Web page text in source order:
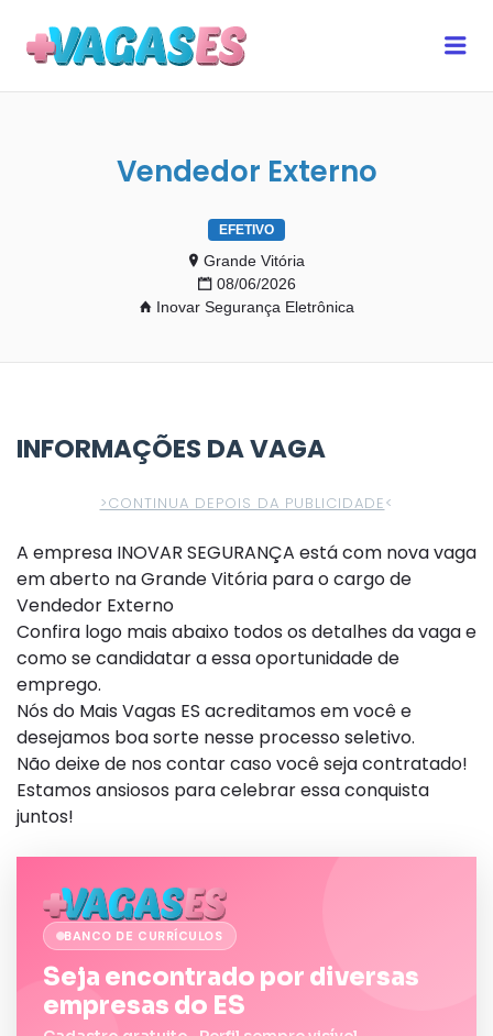
Vendedor Externo
EFETIVO
Grande Vitória
08/06/2026
Inovar Segurança Eletrônica
INFORMAÇÕES DA VAGA
>CONTINUA DEPOIS DA PUBLICIDADE<
A empresa INOVAR SEGURANÇA está com nova vaga
em aberto na Grande Vitória para o cargo de
Vendedor Externo
Confira logo mais abaixo todos os detalhes da vaga e
como se candidatar a essa oportunidade de
emprego.
Nós do Mais Vagas ES acreditamos em você e
desejamos boa sorte nesse processo seletivo.
Não deixe de nos contar caso você seja contratado!
Estamos ansiosos para celebrar essa conquista
juntos!
BANCO DE CURRÍCULOS
Seja encontrado por diversas
empresas do ES